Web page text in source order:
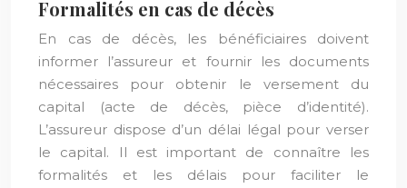
Formalités en cas de décès
En cas de décès, les bénéficiaires doivent
informer l’assureur et fournir les documents
nécessaires pour obtenir le versement du
capital (acte de décès, pièce d’identité).
L’assureur dispose d’un délai légal pour verser
le capital. Il est important de connaître les
formalités et les délais pour faciliter le